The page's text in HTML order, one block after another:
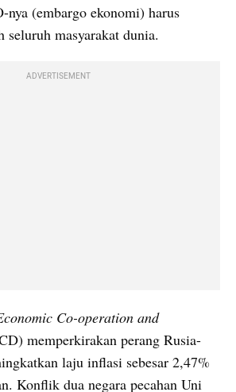
nya (embargo ekonomi) harus
seluruh masyarakat dunia.
ADVERTISEMENT
Co-operation and
memperkirakan perang Rusia-
laju inflasi sebesar 2,47%
Konflik dua negara pecahan Uni